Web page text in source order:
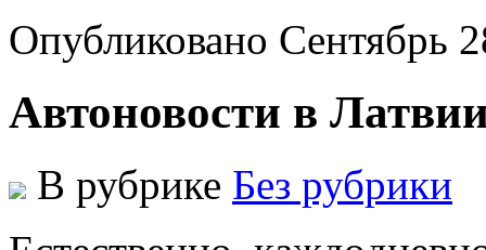
Опубликовано Сентябрь
Автоновости в
В рубрике Без рубрики